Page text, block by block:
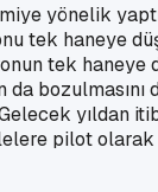
yönelik
tek haneye
tek haneye
da
yıldan
pilot